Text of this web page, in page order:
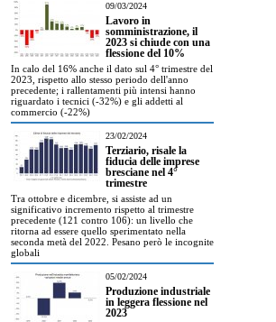
09/03/2024
Lavoro in
somministrazione, il
2023 si chiude con una
flessione del 10%
In calo del 16% anche il dato sul 4° trimestre del
2023, rispetto allo stesso periodo dell'anno
precedente; i rallentamenti più intensi hanno
riguardato i tecnici (-32%) e gli addetti al
commercio (-22%)
23/02/2024
Terziario, risale la
fiducia delle imprese
bresciane nel 4°
trimestre
Tra ottobre e dicembre, si assiste ad un
significativo incremento rispetto al trimestre
precedente (121 contro 106): un livello che
ritorna ad essere quello sperimentato nella
seconda metà del 2022. Pesano però le incognite
globali
05/02/2024
Produzione industriale
in leggera flessione nel
2023